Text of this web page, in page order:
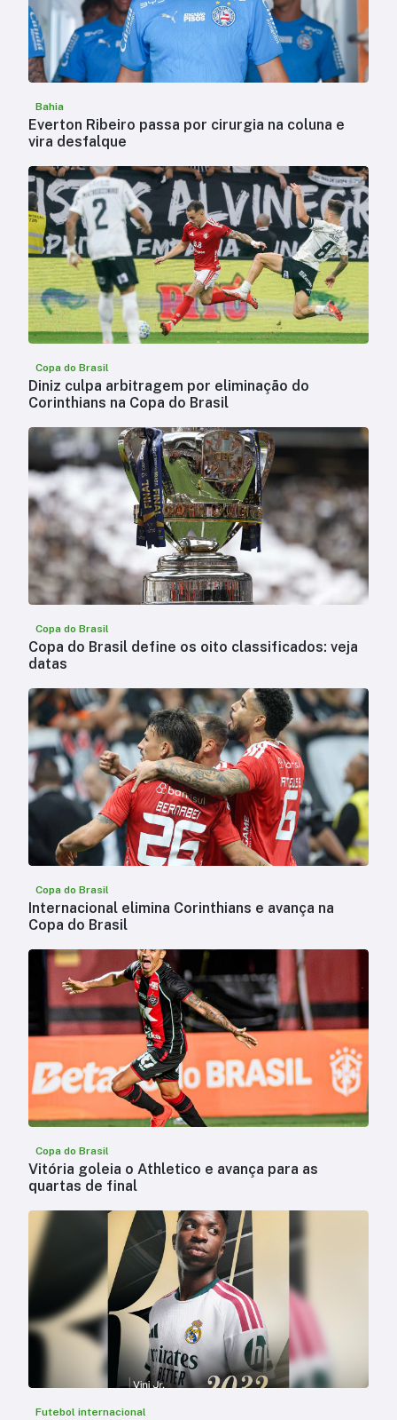
Bahia
Everton Ribeiro passa por cirurgia na coluna e
vira desfalque
Copa do Brasil
Diniz culpa arbitragem por eliminação do
Corinthians na Copa do Brasil
Copa do Brasil
Copa do Brasil define os oito classificados: veja
datas
Copa do Brasil
Internacional elimina Corinthians e avança na
Copa do Brasil
Copa do Brasil
Vitória goleia o Athletico e avança para as
quartas de final
Futebol internacional